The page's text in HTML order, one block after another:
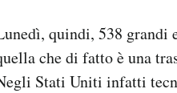
quindi, 538
che di fatto è una
Stati Uniti infatti